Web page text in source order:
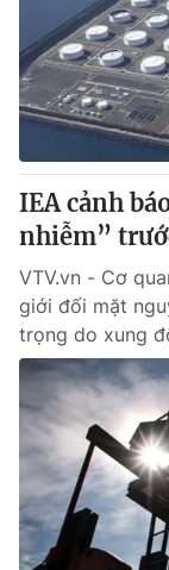
Cơ quan báo chí:
Giấy phép hoạt
cấp ngày 29/12/
Tổng Biên tập:Vũ
Phó Tổng Biên
Nguyễn Trọng Ninh
Tổng đài VTV:
Ðiện thoại Thời
Email:
Liên hệ quảng
IEA cảnh
nhiễm”
VTV.vn - Cơ
giới đối mặt
trọng do xung